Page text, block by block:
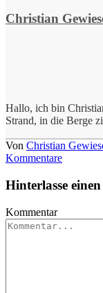
Christian
Hallo, ich bin
Strand, in die Berge
Von Christian
Kommentare
Hinterlasse
Kommentar